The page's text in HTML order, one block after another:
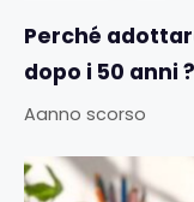
Perché
dopo i 50 anni ?
Aanno scorso